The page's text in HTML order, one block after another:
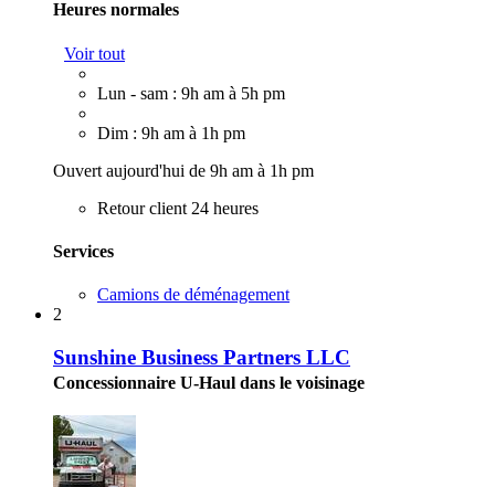
Heures normales
Voir tout
Lun - sam : 9h am à 5h pm
Dim : 9h am à 1h pm
Ouvert aujourd'hui de 9h am à 1h pm
Retour client 24 heures
Services
Camions de déménagement
2
Sunshine Business Partners LLC
Concessionnaire U-Haul dans le voisinage